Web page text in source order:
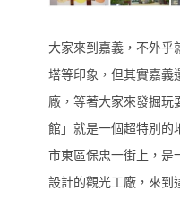
大家來到嘉義，不外乎
塔等印象，但其實嘉義
廠，等著大家來發掘玩
館」就是一個超特別的
市東區保忠一街上，是
設計的觀光工廠，來到